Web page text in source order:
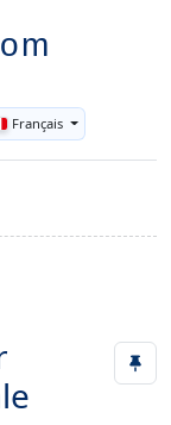
Français